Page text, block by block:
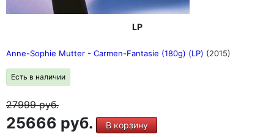
LP
Anne-Sophie Mutter - Carmen-Fantasie (180g) (LP) (2015)
Есть в наличии
27999руб.
25666 руб. В корзину